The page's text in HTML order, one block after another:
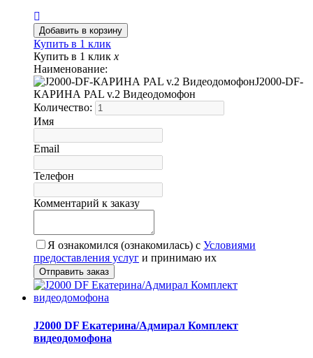
Купить в 1 клик
Купить в 1 клик x
Наименование:
J2000-DF-
КАРИНА PAL v.2 Видеодомофон
Количество:
Имя
Email
Телефон
Комментарий к заказу
Я ознакомился (ознакомилась) с Условиями
предоставления услуг и принимаю их
J2000 DF Екатерина/Адмирал Комплект
видеодомофона